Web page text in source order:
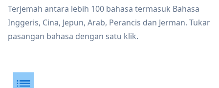
Terjemah antara lebih 100 bahasa termasuk Bahasa
Inggeris, Cina, Jepun, Arab, Perancis dan Jerman. Tukar
pasangan bahasa dengan satu klik.